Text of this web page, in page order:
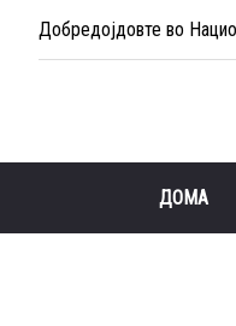
Добредојдовте во
ДОМА